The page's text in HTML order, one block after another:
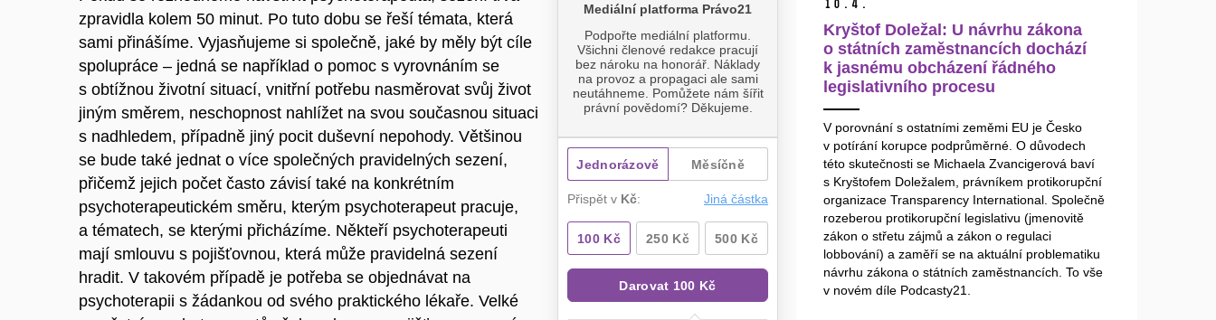
zpravidla kolem 50 minut. Po tuto dobu se řeší témata, která
sami přinášíme. Vyjasňujeme si společně, jaké by měly být cíle
spolupráce – jedná se například o pomoc s vyrovnáním se
s obtížnou životní situací, vnitřní potřebu nasměrovat svůj život
jiným směrem, neschopnost nahlížet na svou současnou situaci
s nadhledem, případně jiný pocit duševní nepohody. Většinou
se bude také jednat o více společných pravidelných sezení,
přičemž jejich počet často závisí také na konkrétním
psychoterapeutickém směru, kterým psychoterapeut pracuje,
a tématech, se kterými přicházíme. Někteří psychoterapeuti
mají smlouvu s pojišťovnou, která může pravidelná sezení
hradit. V takovém případě je potřeba se objednávat na
psychoterapii s žádankou od svého praktického lékaře. Velké
10. 4.
Kryštof Doležal: U návrhu zákona
o státních zaměstnancích dochází
k jasnému obcházení řádného
legislativního procesu
V porovnání s ostatními zeměmi EU je Česko
v potírání korupce podprůměrné. O důvodech
této skutečnosti se Michaela Zvancigerová baví
s Kryštofem Doležalem, právníkem protikorupční
organizace Transparency International. Společně
rozeberou protikorupční legislativu (jmenovitě
zákon o střetu zájmů a zákon o regulaci
lobbování) a zaměří se na aktuální problematiku
návrhu zákona o státních zaměstnancích. To vše
v novém díle Podcasty21.